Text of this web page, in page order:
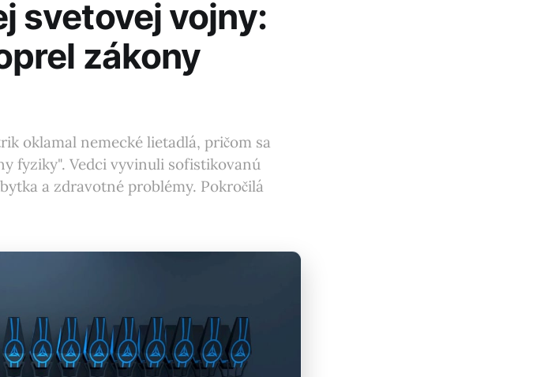
svetovej vojny:
zákony
oklamal nemecké lietadlá, pričom sa
fyziky". Vedci vyvinuli sofistikovanú
a zdravotné problémy. Pokročilá